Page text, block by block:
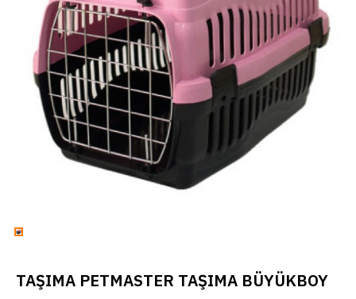
TAŞIMA PETMASTER TAŞIMA BÜYÜKBOY